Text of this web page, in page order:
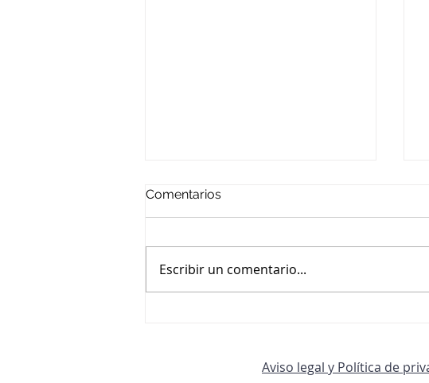
Comentarios
Escribir un comentario...
Aviso legal y Política de